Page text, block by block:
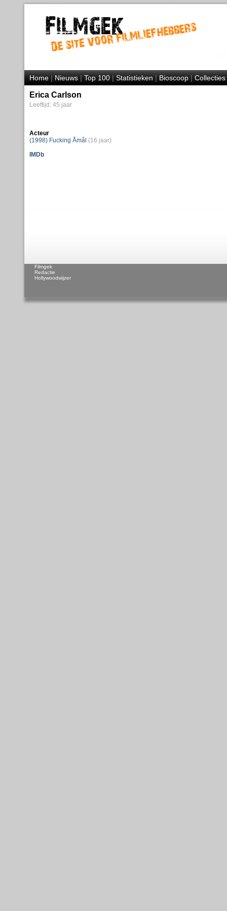
Home|Nieuws|Top 100|Statistieken|Bioscoop|Collecties
Erica Carlson
Leeftijd: 45 jaar
Acteur
(1998) Fucking Åmål (16 jaar)
IMDb
Filmgek
Redactie
Hollywoodwijzer